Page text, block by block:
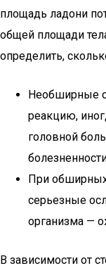
площадь ладони
общей площади
определить,
Необширные
реакцию,
головной
При
серьезные
организма —
В зависимости от